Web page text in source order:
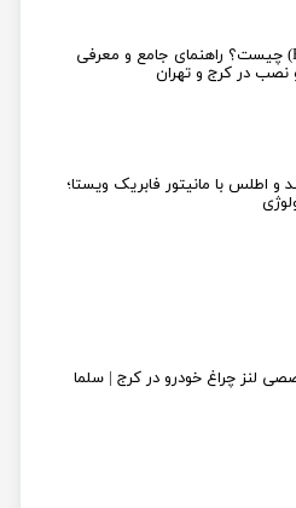
رادار نقطه کور (BSD) چیست؟ راهنمای جامع و معرفی
نصب در کرج و تهران
و اطلس با مانیتور فابریک ویستا؛
لنز چراغ خودرو در کرج | سلما